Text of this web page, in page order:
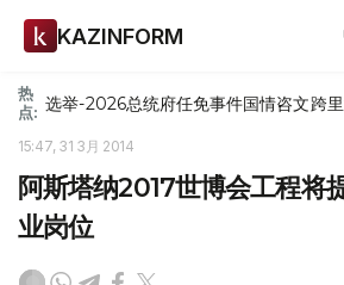
KAZINFORM
热
点: 选举-2026总统府任免事件国情咨文跨
15:47, 31 3月 2014
阿斯塔纳2017世博会工程将
业岗位